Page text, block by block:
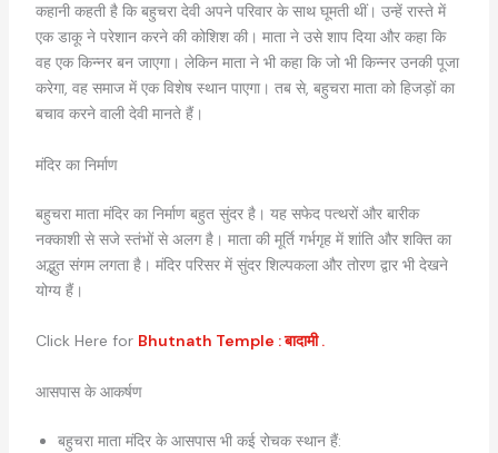
कहानी कहती है कि बहुचरा देवी अपने परिवार के साथ घूमती थीं। उन्हें रास्ते में
एक डाकू ने परेशान करने की कोशिश की। माता ने उसे शाप दिया और कहा कि
वह एक किन्नर बन जाएगा। लेकिन माता ने भी कहा कि जो भी किन्नर उनकी पूजा
करेगा, वह समाज में एक विशेष स्थान पाएगा। तब से, बहुचरा माता को हिजड़ों का
बचाव करने वाली देवी मानते हैं।
मंदिर का निर्माण
बहुचरा माता मंदिर का निर्माण बहुत सुंदर है। यह सफेद पत्थरों और बारीक
नक्काशी से सजे स्तंभों से अलग है। माता की मूर्ति गर्भगृह में शांति और शक्ति का
अद्भुत संगम लगता है। मंदिर परिसर में सुंदर शिल्पकला और तोरण द्वार भी देखने
योग्य हैं।
Click Here for Bhutnath Temple : बादामी .
आसपास के आकर्षण
बहुचरा माता मंदिर के आसपास भी कई रोचक स्थान हैं: